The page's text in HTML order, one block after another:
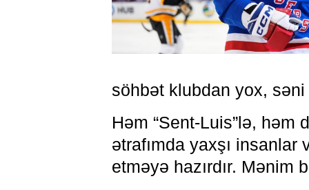
söhbət klubdan yox,
Həm “Sent-Luis”lə, həm
ətrafımda yaxşı
etməyə hazırdır. Mənim